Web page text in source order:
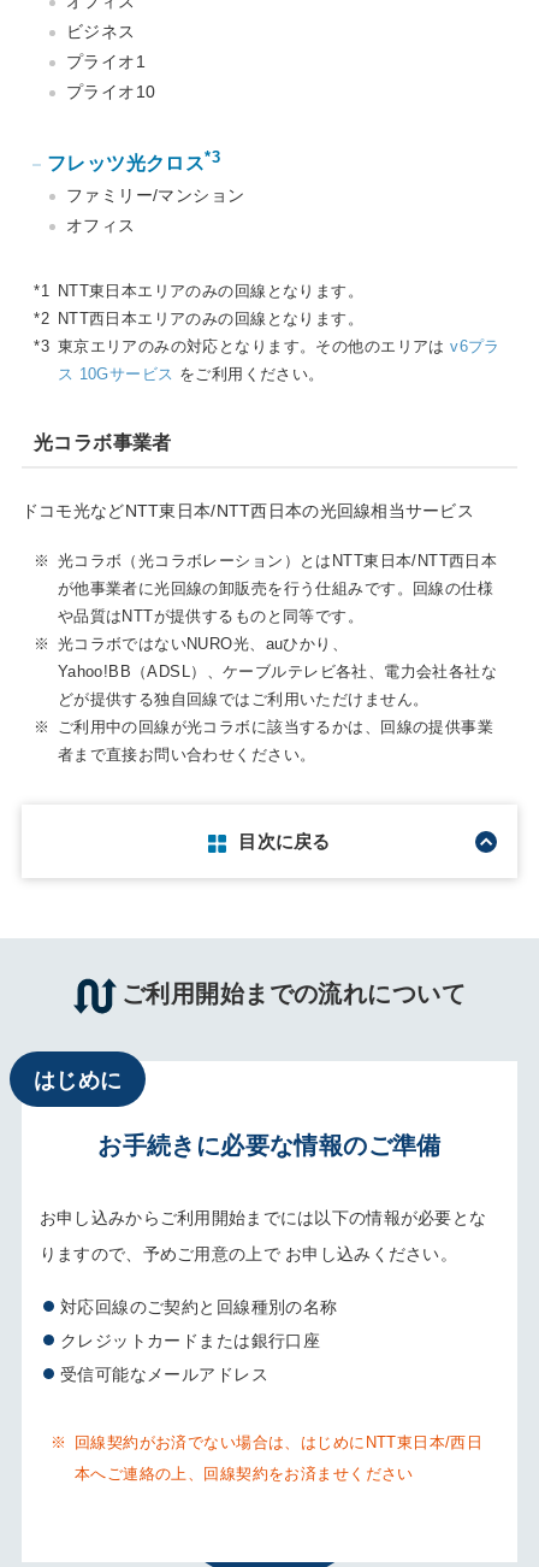
ビジネス
プライオ1
プライオ10
フレッツ光クロス*3
ファミリー/マンション
オフィス
*1 NTT東日本エリアのみの回線となります。
*2 NTT西日本エリアのみの回線となります。
*3 東京エリアのみの対応となります。その他のエリアはv6プラ
ス 10Gサービス をご利用ください。
光コラボ事業者
ドコモ光などNTT東日本/NTT西日本の光回線相当サービス
※ 光コラボ（光コラボレーション）とはNTT東日本/NTT西日本
が他事業者に光回線の卸販売を行う仕組みです。回線の仕様
や品質はNTTが提供するものと同等です。
※ 光コラボではないNURO光、auひかり、
Yahoo!BB（ADSL）、ケーブルテレビ各社、電力会社各社な
どが提供する独自回線ではご利用いただけません。
※
ご利用中の回線が光コラボに該当するかは、回線の提供事業
者まで直接お問い合わせください。
目次に戻る
ご利用開始までの流れについて
はじめに
お手続きに必要な情報のご準備
お申し込みからご利用開始までには以下の情報が必要とな
りますので、予めご用意の上で お申し込みください。
対応回線のご契約と回線種別の名称
クレジットカードまたは銀行口座
受信可能なメールアドレス
※
回線契約がお済でない場合は、はじめにNTT東日本/西日
本へご連絡の上、回線契約をお済ませください